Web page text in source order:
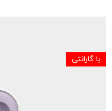
با گارانتی